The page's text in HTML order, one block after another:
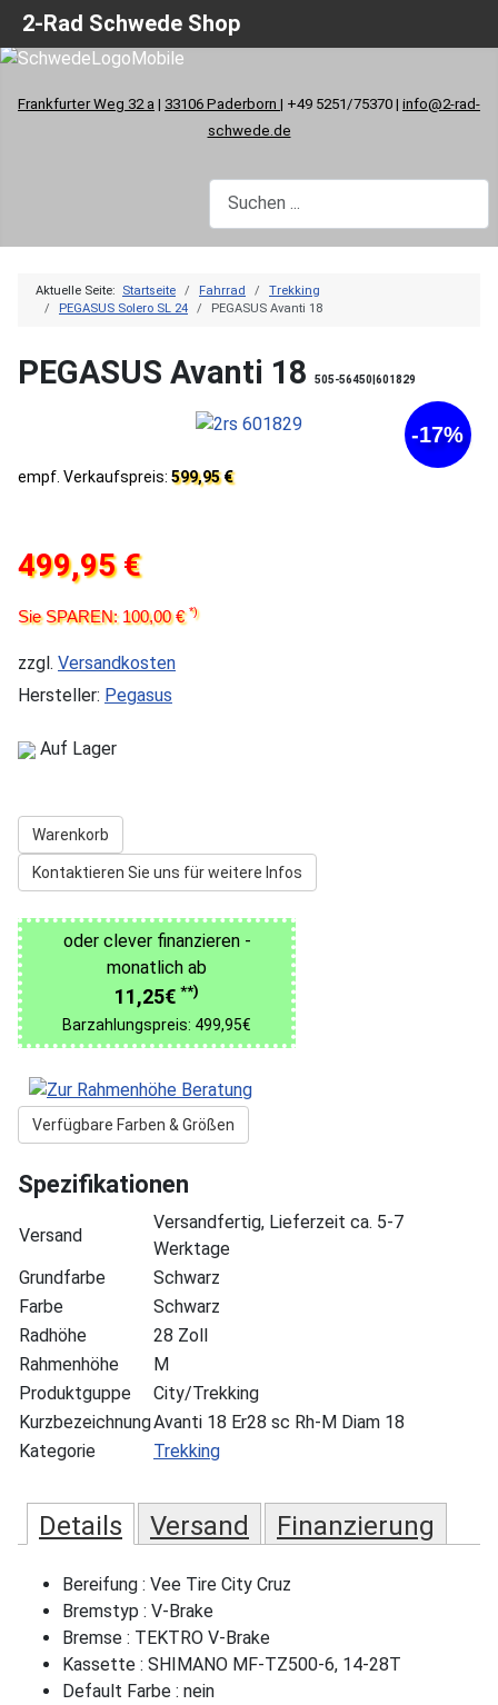
Frankfurter Weg 32 a | 33106 Paderborn | +49 5251/75370 | info@2-rad-
schwede.de
Aktuelle Seite: Startseite Fahrrad
Trekking
PEGASUS Solero SL 24
PEGASUS Avanti 18
PEGASUS Avanti 18 505-56450|601829
-17%
empf. Verkaufspreis: 599,95 €
499,95 €
Sie SPAREN: 100,00 €*)
zzgl. Versandkosten
Hersteller: Pegasus
Auf Lager
Warenkorb
Kontaktieren Sie uns für weitere Infos
oder clever finanzieren -
monatlich ab
11,25€ **)
Barzahlungspreis: 499,95€
Verfügbare Farben & Größen
Spezifikationen
Versand
Versandfertig, Lieferzeit ca. 5-7
Werktage
Grundfarbe
Schwarz
Farbe
Schwarz
Radhöhe
28 Zoll
Rahmenhöhe
M
Produktguppe
City/Trekking
KurzbezeichnungAvanti 18 Er28 sc Rh-M Diam 18
Kategorie
Trekking
Details Versand Finanzierung
Bereifung : Vee Tire City Cruz
Bremstyp : V-Brake
Bremse : TEKTRO V-Brake
Kassette : SHIMANO MF-TZ500-6, 14-28T
Default Farbe : nein
2-Rad Schwede Shop